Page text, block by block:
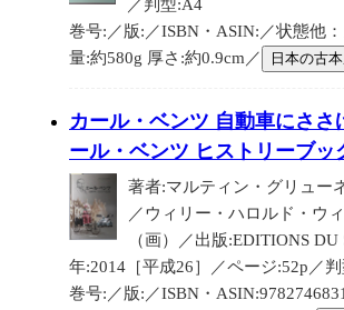
／判型:A4
巻号:／版:／ISBN・ASIN:／状態他
量:約580g 厚さ:約0.9cm／
日本の古
カール・ベンツ 自動車にささ
ール・ベンツ ヒストリーブッ
著者:マルティン・グリュー
／ウィリー・ハロルド・ウ
（画）／出版:EDITIONS
年:2014［平成26］／ページ:52p／
巻号:／版:／ISBN・